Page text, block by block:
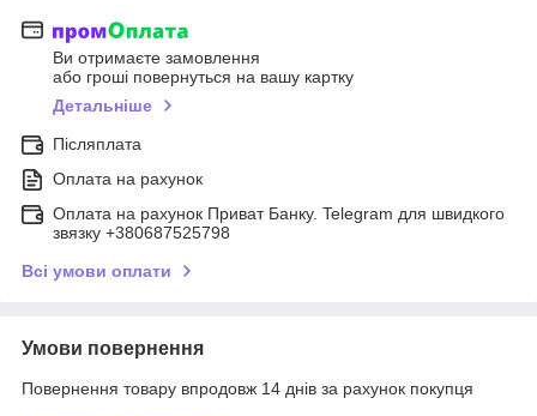
Ви отримаєте замовлення
або гроші повернуться на вашу картку
Детальніше
Післяплата
Оплата на рахунок
Оплата на рахунок Приват Банку. Telegram для швидкого
звязку +380687525798
Всі умови оплати
Умови повернення
Повернення товару впродовж 14 днів за рахунок покупця